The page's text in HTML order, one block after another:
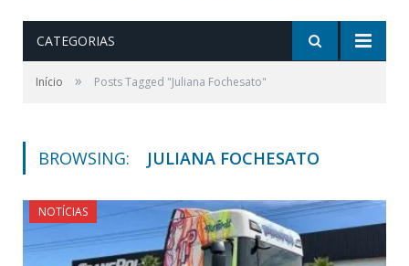
CATEGORIAS
Início » Posts Tagged "Juliana Fochesato"
BROWSING: JULIANA FOCHESATO
NOTÍCIAS